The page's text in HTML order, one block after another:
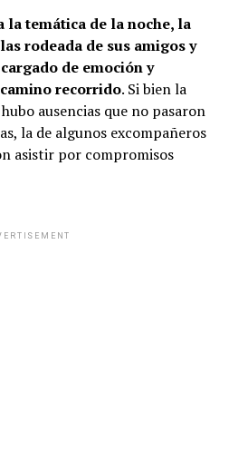
la temática de la noche, la
rodeada de sus amigos y
de emoción y
recorrido. Si bien la
ausencias que no pasaron
la de algunos excompañeros
asistir por compromisos